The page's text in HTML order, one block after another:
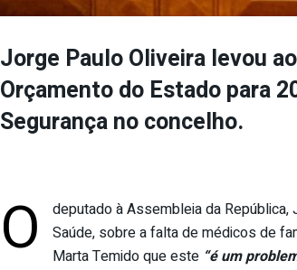
Jorge Paulo Oliveira levou
Orçamento do Estado para
Segurança no concelho.
O
deputado à Assembleia da
Saúde, sobre a falta de médicos de
Marta Temido que este “é um